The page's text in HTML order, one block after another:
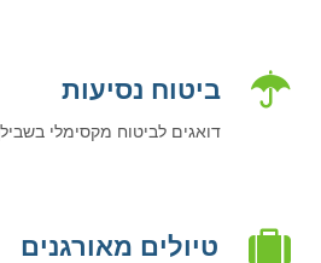
ביטוח נסיעות
דואגים לביטוח מקסימלי
טיולים מאורגנים